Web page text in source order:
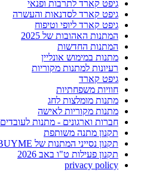
גיפט קארד לתרבות ופנאי
גיפט קארד לסדנאות והעשרה
גיפט קארד ליופי וטיפוח
המתנות האהובות של 2025
המתנות החדשות
מתנות במימוש אונליין
רעיונות למתנות מקוריות
גיפט קארד
חוויות משפחתיות
מתנות מומלצות לחג
מתנות מקוריות לאישה
חברות וארגונים - מתנות לעובדים
תקנון מתנה משותפת
תקנון נסייני המתנות של BUYME
תקנון פעילות ט"ו באב 2026
privacy policy